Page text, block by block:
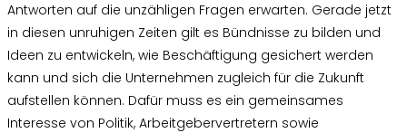
Antworten auf die unzähligen Fragen erwarten. Gerade jetzt
in diesen unruhigen Zeiten gilt es Bündnisse zu bilden und
Ideen zu entwickeln, wie Beschäftigung gesichert werden
kann und sich die Unternehmen zugleich für die Zukunft
aufstellen können. Dafür muss es ein gemeinsames
Interesse von Politik, Arbeitgebervertretern sowie